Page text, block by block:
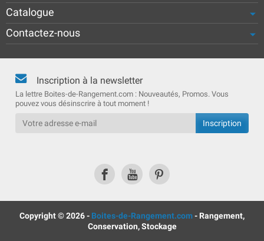
Catalogue
Contactez-nous
Inscription à la newsletter
La lettre Boites-de-Rangement.com : Nouveautés, Promos. Vous
pouvez vous désinscrire à tout moment !
Copyright © 2026 - Boites-de-Rangement.com- Rangement,
Conservation, Stockage